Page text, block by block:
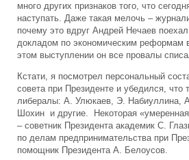
много других признаков того, что
наступать. Даже такая мелочь –
почему это вдруг Андрей Нечаев
докладом по экономическим реформам
этом выступлении он все провалы
Кстати, я посмотрел персональный
совета при Президенте и убедился, что
либералы: А. Улюкаев, Э. Набиуллина,
Шохин и другие. Некоторая
– советник Президента академик С.
по делам предпринимательства при
помощник Президента А. Белоусов.